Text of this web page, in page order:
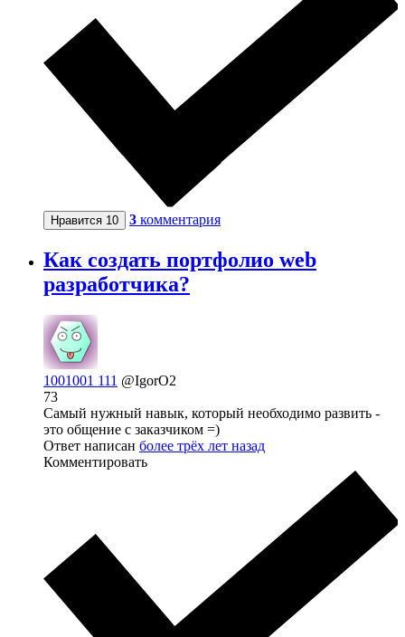
Нравится 10 3 комментария
Как создать портфолио web
разработчика?
1001001 111 @IgorO2
73
Самый нужный навык, который необходимо развить -
это общение с заказчиком =)
Ответ написан более трёх лет назад
Комментировать